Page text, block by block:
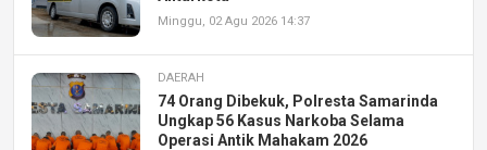
Minggu, 02 Agu 2026 14:37
DAERAH
74 Orang Dibekuk, Polresta Samarinda
Ungkap 56 Kasus Narkoba Selama
Operasi Antik Mahakam 2026